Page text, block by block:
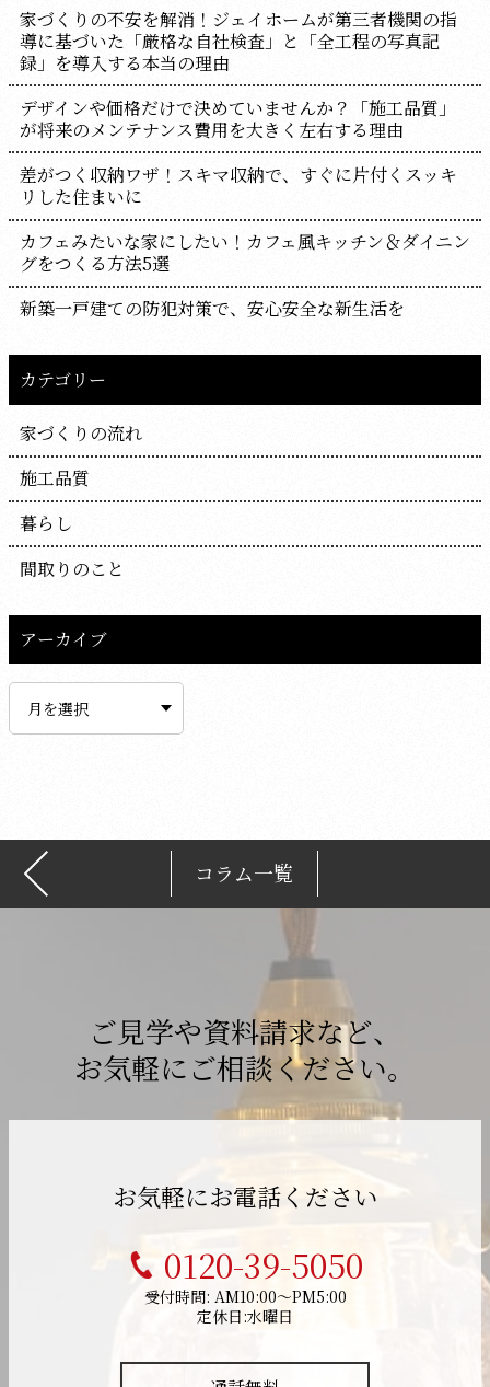
家づくりの不安を解消！ジェイホームが第三者機関の指
導に基づいた「厳格な自社検査」と「全工程の写真記
録」を導入する本当の理由
デザインや価格だけで決めていませんか？「施工品質」
が将来のメンテナンス費用を大きく左右する理由
差がつく収納ワザ！スキマ収納で、すぐに片付くスッキ
リした住まいに
カフェみたいな家にしたい！カフェ風キッチン＆ダイニン
グをつくる方法5選
新築一戸建ての防犯対策で、安心安全な新生活を
カテゴリー
家づくりの流れ
施工品質
暮らし
間取りのこと
アーカイブ
イ
コラム一覧
ご見学や資料請求など、
お気軽にご相談ください。
お気軽にお電話ください
0120-39-5050
受付時間: AM10:00～PM5:00
定休日:水曜日